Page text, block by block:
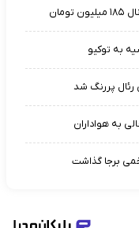
به توکیو
رئال پررنگ شد
به هواداران